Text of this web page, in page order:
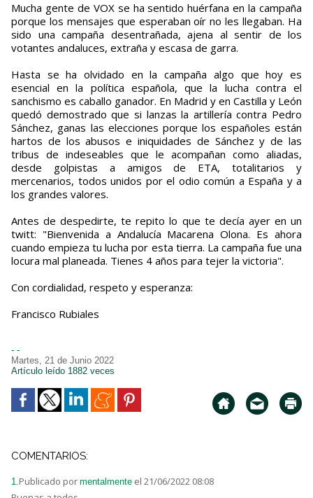
Mucha gente de VOX se ha sentido huérfana en la campaña
porque los mensajes que esperaban oír no les llegaban. Ha
sido una campaña desentrañada, ajena al sentir de los
votantes andaluces, extraña y escasa de garra.
Hasta se ha olvidado en la campaña algo que hoy es
esencial en la política española, que la lucha contra el
sanchismo es caballo ganador. En Madrid y en Castilla y León
quedó demostrado que si lanzas la artillería contra Pedro
Sánchez, ganas las elecciones porque los españoles están
hartos de los abusos e iniquidades de Sánchez y de las
tribus de indeseables que le acompañan como aliadas,
desde golpistas a amigos de ETA, totalitarios y
mercenarios, todos unidos por el odio común a España y a
los grandes valores.
Antes de despedirte, te repito lo que te decía ayer en un
twitt: "Bienvenida a Andalucía Macarena Olona. Es ahora
cuando empieza tu lucha por esta tierra. La campaña fue una
locura mal planeada. Tienes 4 años para tejer la victoria".
Con cordialidad, respeto y esperanza:
Francisco Rubiales
- -
Martes, 21 de Junio 2022
Artículo leído 1882 veces
COMENTARIOS:
1.Publicado por mentalmente el 21/06/2022 08:08